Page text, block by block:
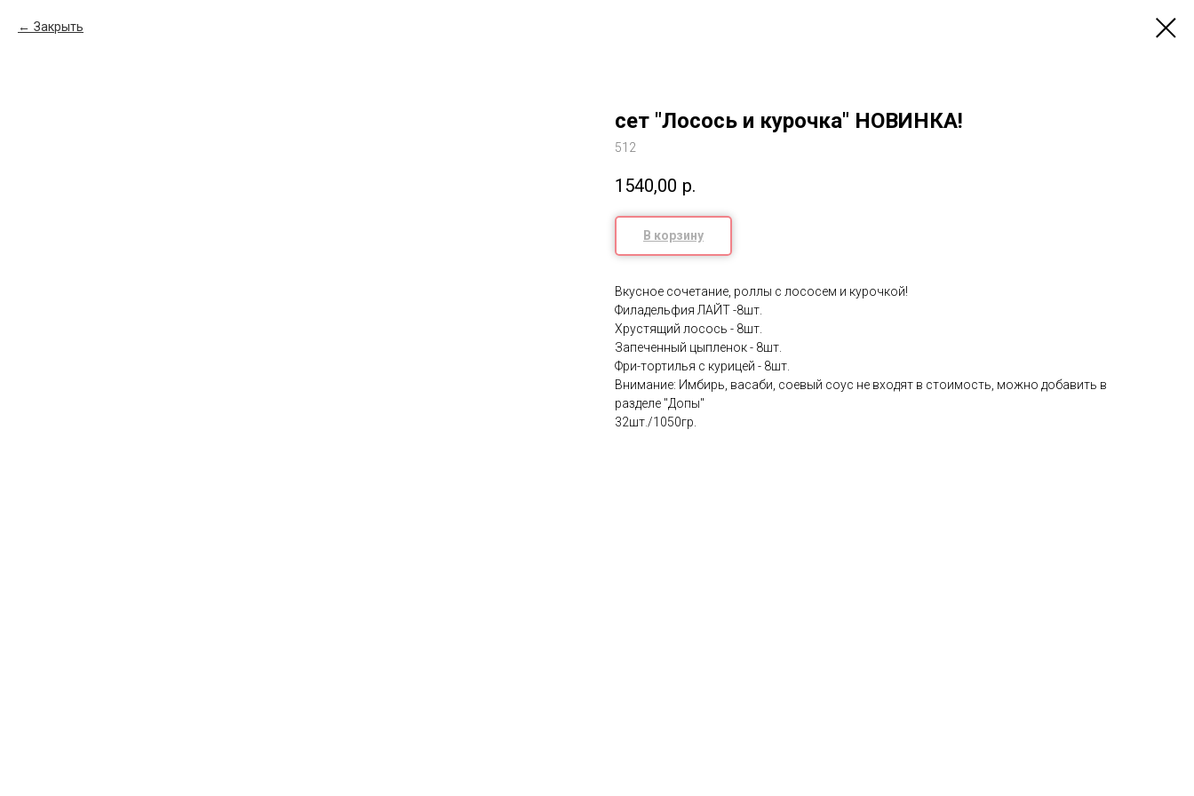
Закрыть
сет "Лосось и курочка" НОВИНКА!
512
1540,00 р.
В корзину
Вкусное сочетание, роллы с лососем и курочкой!
Филадельфия ЛАЙТ -8шт.
Хрустящий лосось - 8шт.
Запеченный цыпленок - 8шт.
Фри-тортилья с курицей - 8шт.
Внимание: Имбирь, васаби, соевый соус не входят в стоимость, можно добавить в
разделе "Допы"
32шт./1050гр.